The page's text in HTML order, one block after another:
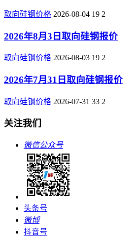
取向硅钢价格 2026-08-04 19 2
2026年8月3日取向硅钢报价
取向硅钢价格 2026-08-03 19 2
2026年7月31日取向硅钢报价
取向硅钢价格 2026-07-31 33 2
关注我们
微信公众号
头条号
微博
抖音号